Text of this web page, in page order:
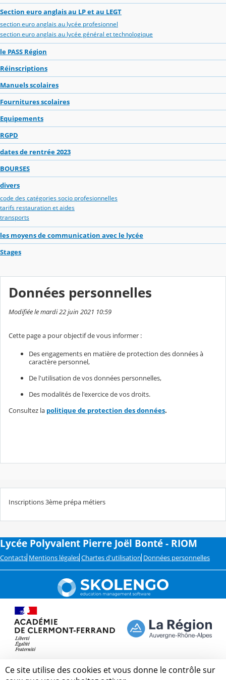
Section euro anglais au LP et au LEGT
section euro anglais au lycée profesionnel
section euro anglais au lycée général et technologique
le PASS Région
Réinscriptions
Manuels scolaires
Fournitures scolaires
Equipements
RGPD
dates de rentrée 2023
BOURSES
divers
code des catégories socio profesionnelles
tarifs restauration et aides
transports
les moyens de communication avec le lycée
Stages
Données personnelles
Modifiée le mardi 22 juin 2021 10:59
Cette page a pour objectif de vous informer :
Des engagements en matière de protection des données à
caractère personnel,
De l'utilisation de vos données personnelles,
Des modalités de l'exercice de vos droits.
Consultez la politique de protection des données.
Inscriptions 3ème prépa métiers
Lycée Polyvalent Pierre Joël Bonté - RIOM
Contacts Mentions légales Chartes d'utilisation Données personnelles
Ce site utilise des cookies et vous donne le contrôle sur